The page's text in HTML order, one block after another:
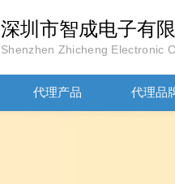
深圳市智成电子有
Shenzhen Zhicheng Electronic
代理产品 代理品